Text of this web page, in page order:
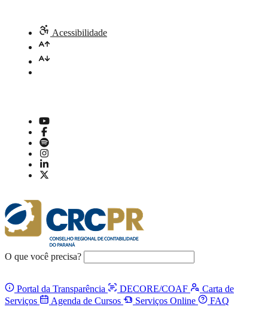
Acessibilidade
O que você precisa?
Portal da Transparência DECORE/COAF
Carta de
Serviços
Agenda de Cursos Serviços Online FAQ